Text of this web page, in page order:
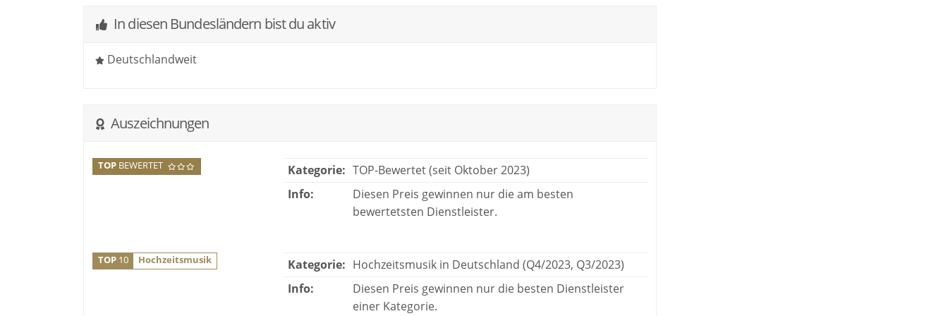
In diesen Bundesländern bist du aktiv
Deutschlandweit
Auszeichnungen
TOPBEWERTET Kategorie: TOP-Bewertet (seit Oktober 2023)
Info:
Diesen Preis gewinnen nur die am besten
bewertetsten Dienstleister.
TOP 10 Hochzeitsmusik Kategorie: Hochzeitsmusik in Deutschland (Q4/2023, Q3/2023)
Info:
Diesen Preis gewinnen nur die besten Dienstleister
einer Kategorie.